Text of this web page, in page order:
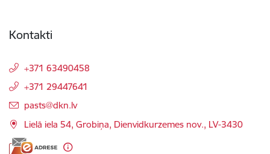
Kontakti
+371 63490458
+371 29447641
E-pasts:
pasts@dkn.lv
Lielā iela 54, Grobiņa, Dienvidkurzemes nov., LV-3430